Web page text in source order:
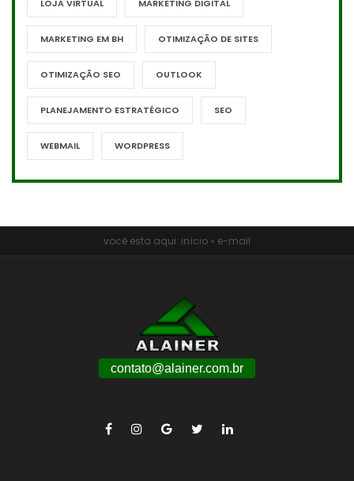
LOJA VIRTUAL MARKETING DIGITAL
MARKETING EM BH OTIMIZAÇÃO DE SITES
OTIMIZAÇÃO SEO OUTLOOK
PLANEJAMENTO ESTRATÉGICO SEO
WEBMAIL WORDPRESS
você esta aqui: início » e-mail
contato@alainer.com.br